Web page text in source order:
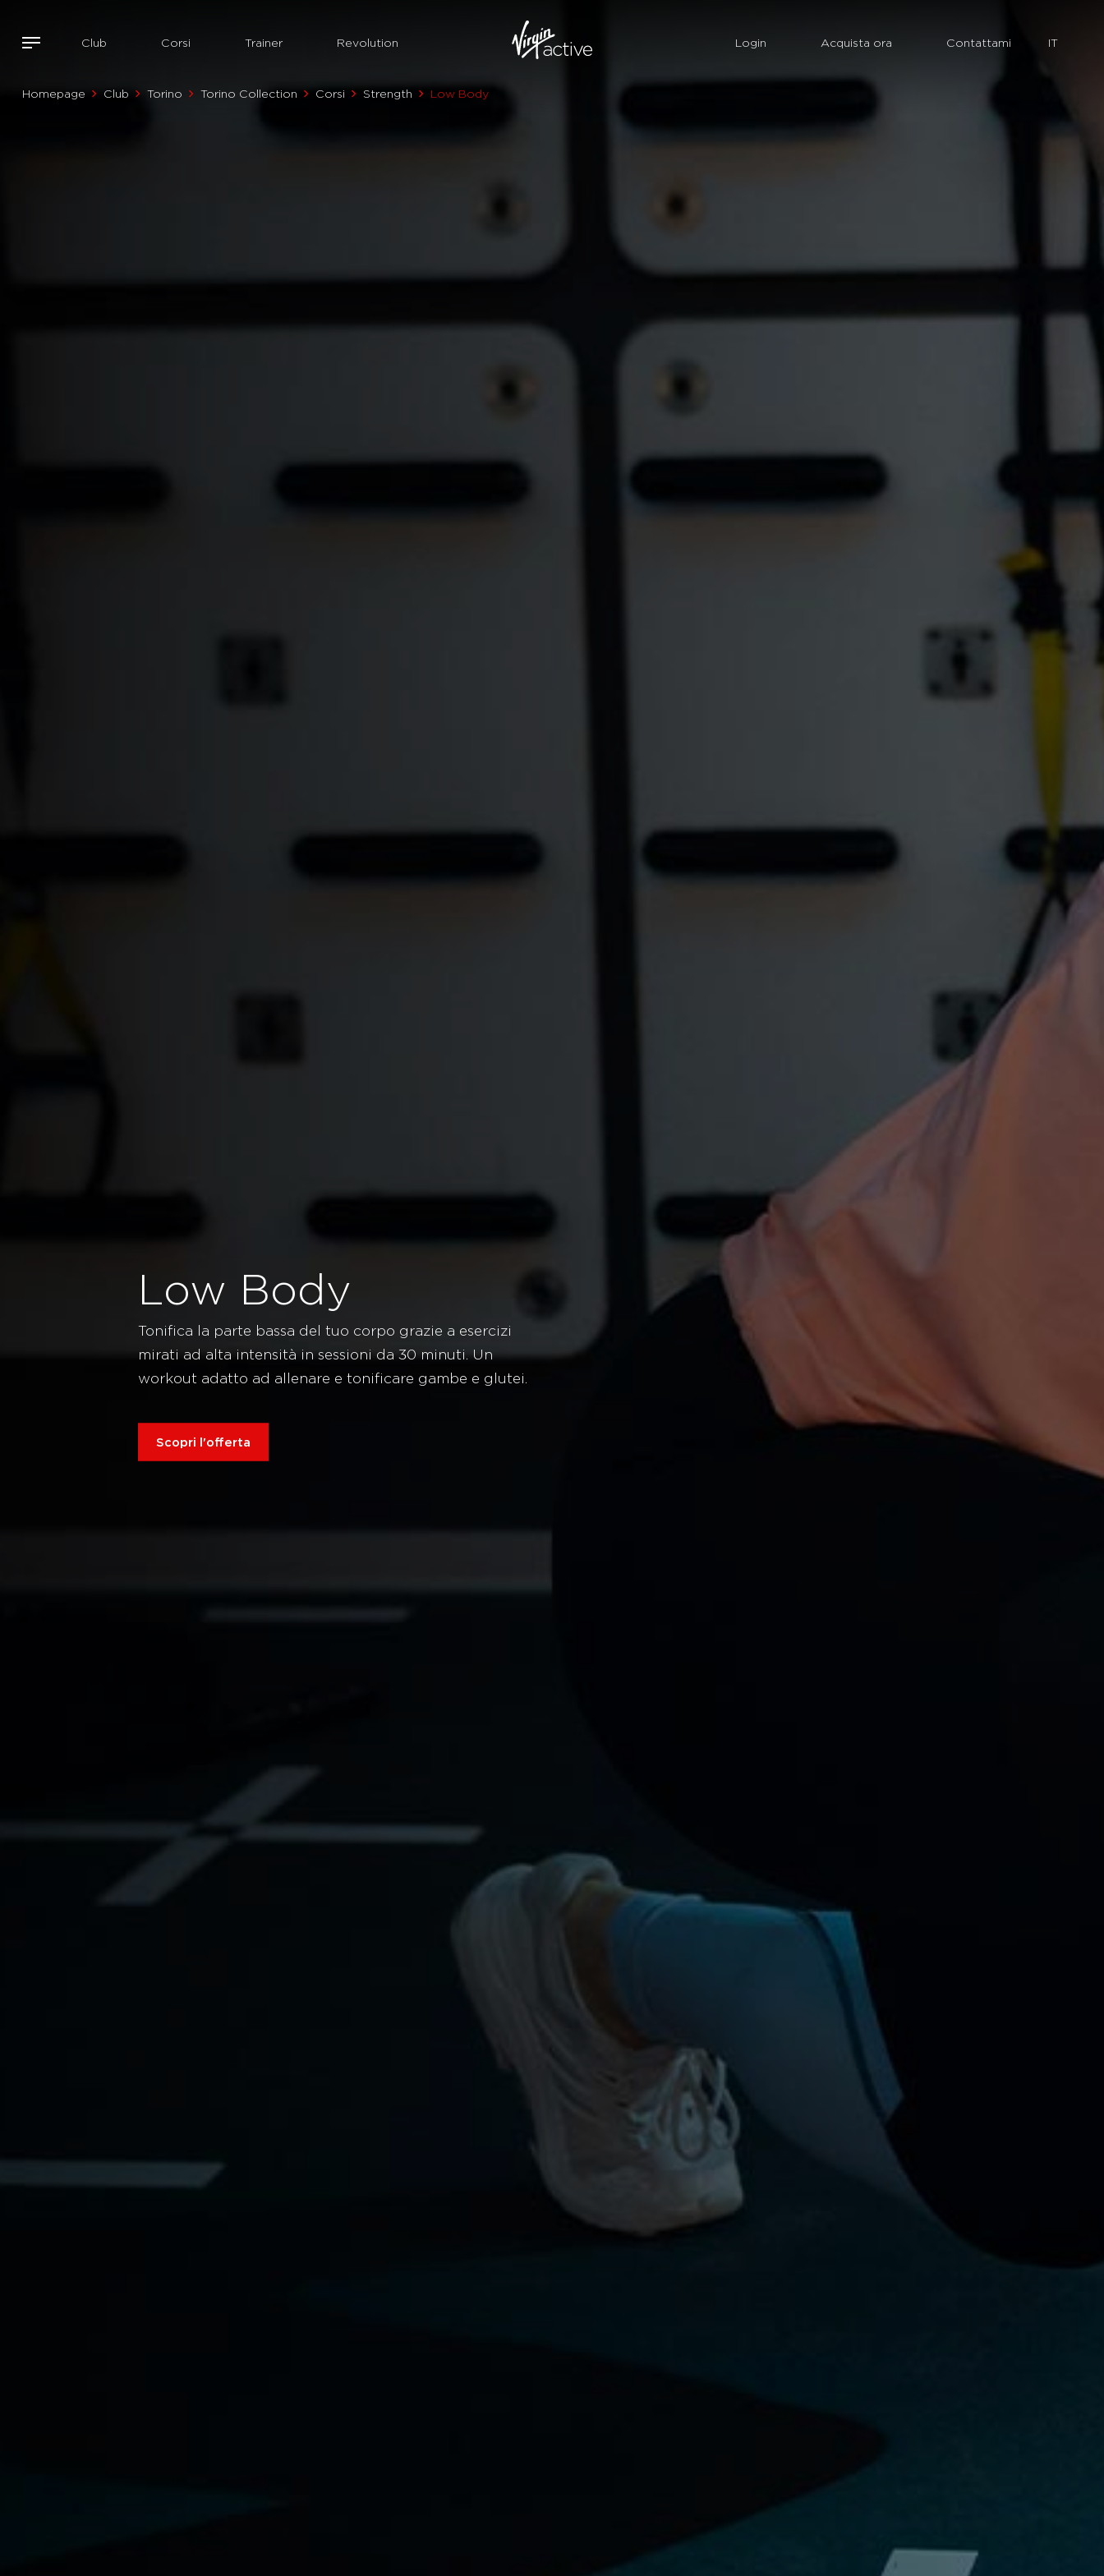
Club Corsi Trainer Revolution Login Acquista ora Contattami
Homepage Club Torino Torino Collection Corsi Strength Low Body
Low Body
Tonifica la parte bassa del tuo corpo grazie a esercizi
mirati ad alta intensità in sessioni da 30 minuti. Un
workout adatto ad allenare e tonificare gambe e glutei.
Scopri l'offerta